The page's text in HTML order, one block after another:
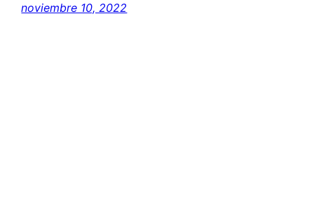
noviembre 10, 2022